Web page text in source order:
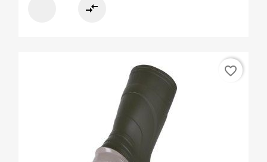
compare_arrows
favorite_border